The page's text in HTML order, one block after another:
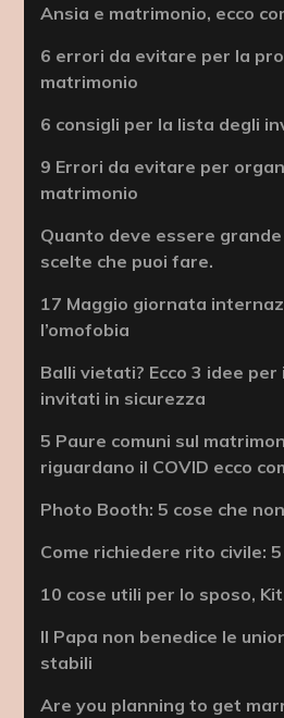
Ansia e matrimonio, ecco
6 errori da evitare per la
matrimonio
6 consigli per la lista degli
9 Errori da evitare per
matrimonio
Quanto deve essere
scelte che puoi fare.
17 Maggio giornata
l’omofobia
Balli vietati? Ecco 3 idee
invitati in sicurezza
5 Paure comuni sul
riguardano il COVID ecco
Photo Booth: 5 cose che
Come richiedere rito civile:
10 cose utili per lo sposo,
Il Papa non benedice le
stabili
Are you planning to get